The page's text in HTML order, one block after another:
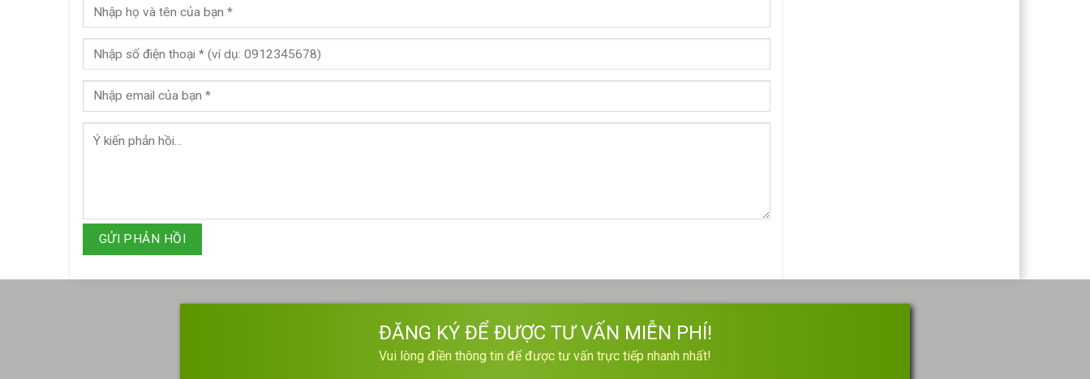
GỬI PHẢN HỒI
ĐĂNG KÝ ĐỂ ĐƯỢC TƯ VẤN MIỄN PHÍ!
Vui lòng điền thông tin để được tư vấn trực tiếp nhanh nhất!